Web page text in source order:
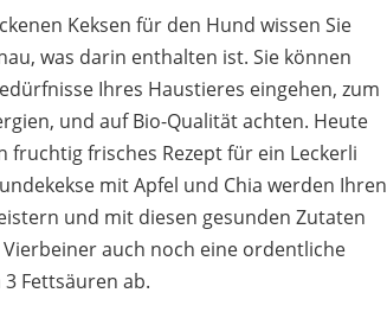
Keksen für den Hund wissen Sie
was darin enthalten ist. Sie können
Ihres Haustieres eingehen, zum
und auf Bio-Qualität achten. Heute
fruchtig frisches Rezept für ein Leckerli
mit Apfel und Chia werden Ihren
und mit diesen gesunden Zutaten
auch noch eine ordentliche
Fettsäuren ab.